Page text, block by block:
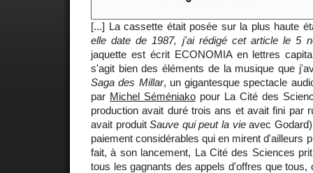
[...] La cassette était posée sur la plus haute
elle date de 1987, j'ai rédigé cet article le 5
jaquette est écrit ECONOMIA en lettres
s'agit bien des éléments de la musique que
Saga des Millar, un gigantesque spectacle
par Michel Séméniako pour La Cité des
production avait duré trois ans et avait fini par
avait produitSauve qui peut la vieavec
paiement considérables qui en mirent d'ailleurs
fait, à son lancement, La Cité des Sciences
tous les gagnants des appels d'offres que tous,